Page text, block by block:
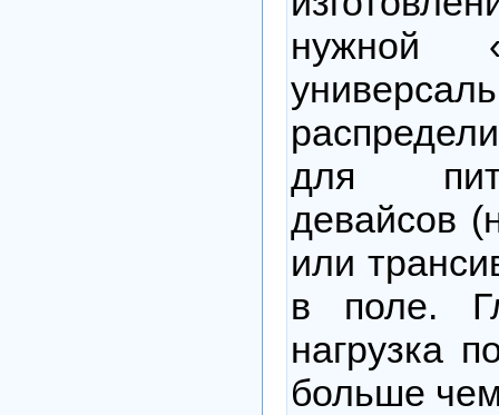
нужной
для
девайсов
или
в поле.
нагрузка
больше